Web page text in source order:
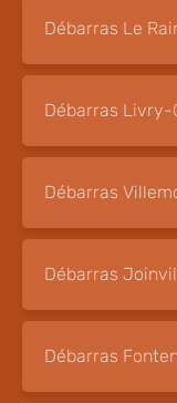
Débarras Le
Débarras Livry-
Débarras
Débarras
Débarras